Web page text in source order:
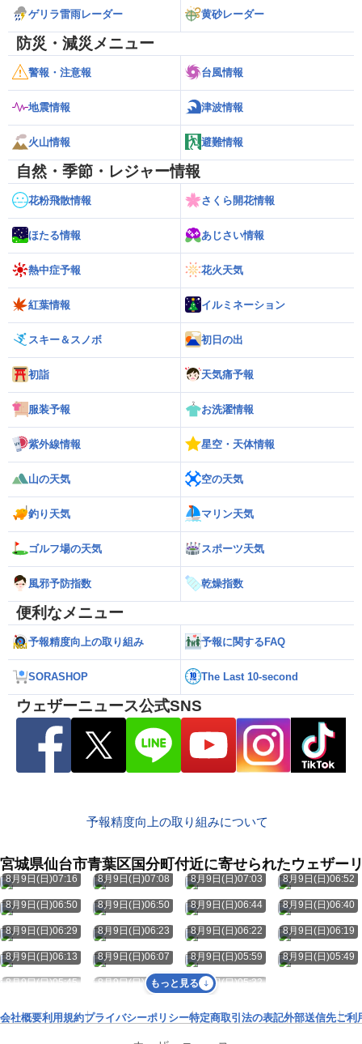
ゲリラ雷雨レーダー 黄砂レーダー
防災・減災メニュー
警報・注意報 台風情報
地震情報 津波情報
火山情報 避難情報
自然・季節・レジャー情報
花粉飛散情報 さくら開花情報
ほたる情報 あじさい情報
熱中症予報 花火天気
紅葉情報 イルミネーション
スキー＆スノボ 初日の出
初詣 天気痛予報
服装予報 お洗濯情報
紫外線情報 星空・天体情報
山の天気 空の天気
釣り天気 マリン天気
ゴルフ場の天気 スポーツ天気
風邪予防指数 乾燥指数
便利なメニュー
予報精度向上の取り組み 予報に関するFAQ
SORASHOP The Last 10-second
ウェザーニュース公式SNS
予報精度向上の取り組みについて
宮城県仙台市青葉区国分町付近に寄せられたウェザー
8月9日(日)07:16 8月9日(日)07:08 8月9日(日)07:03 8月9日(日)06:52
8月9日(日)06:50 8月9日(日)06:50 8月9日(日)06:44 8月9日(日)06:40
8月9日(日)06:29 8月9日(日)06:23 8月9日(日)06:22 8月9日(日)06:19
8月9日(日)06:13 8月9日(日)06:07 8月9日(日)05:59 8月9日(日)05:49
8月9日(日)05:45 8月9日(日)05:38 8月9日(日)05:32
もっと見る
会社概要利用規約プライバシーポリシー特定商取引法の表記外部送信先ご利